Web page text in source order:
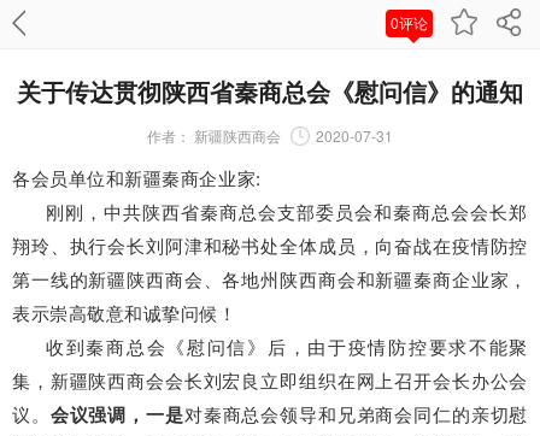
0评论
关于传达贯彻陕西省秦商总会《慰问信》的通知
作者： 新疆陕西商会 2020-07-31
各会员单位和新疆秦商企业家:
刚刚，中共陕西省秦商总会支部委员会和秦商总会会长郑
翔玲、执行会长刘阿津和秘书处全体成员，向奋战在疫情防控
第一线的新疆陕西商会、各地州陕西商会和新疆秦商企业家，
表示崇高敬意和诚挚问候！
收到秦商总会《慰问信》后，由于疫情防控要求不能聚
集，新疆陕西商会会长刘宏良立即组织在网上召开会长办公会
议。 会议强调，一是对秦商总会领导和兄弟商会同仁的亲切慰